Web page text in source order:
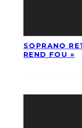
SOPRANO
REND FOU »